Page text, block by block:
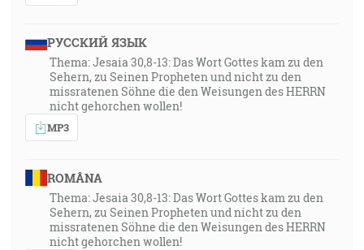
РУССКИЙ ЯЗЫК
Thema: Jesaia 30,8-13: Das Wort Gottes kam zu den
Sehern, zu Seinen Propheten und nicht zu den
missratenen Söhne die den Weisungen des HERRN
nicht gehorchen wollen!
MP3
ROMÂNA
Thema: Jesaia 30,8-13: Das Wort Gottes kam zu den
Sehern, zu Seinen Propheten und nicht zu den
missratenen Söhne die den Weisungen des HERRN
nicht gehorchen wollen!